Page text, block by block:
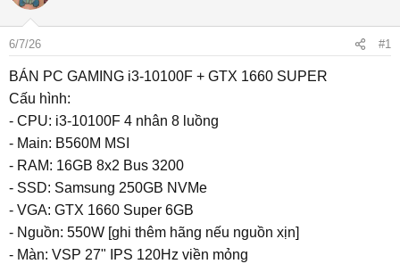
6/7/26 #1
BÁN PC GAMING i3-10100F + GTX 1660 SUPER
Cấu hình:
- CPU: i3-10100F 4 nhân 8 luồng
- Main: B560M MSI
- RAM: 16GB 8x2 Bus 3200
- SSD: Samsung 250GB NVMe
- VGA: GTX 1660 Super 6GB
- Nguồn: 550W [ghi thêm hãng nếu nguồn xịn]
- Màn: VSP 27" IPS 120Hz viền mỏng